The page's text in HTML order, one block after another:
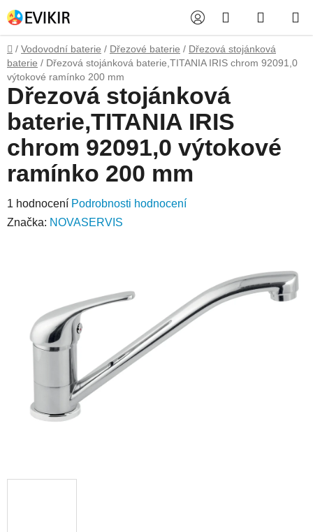
na
obsah
Hledat
KOŠÍK
Domů
/ Vodovodní baterie / Dřezové baterie / Dřezová stojánková
baterie / Dřezová stojánková baterie,TITANIA IRIS chrom 92091,0
výtokové ramínko 200 mm
Dřezová stojánková
baterie,TITANIA IRIS
chrom 92091,0 výtokové
ramínko 200 mm
Průměrné
hodnocení
hvězdiček.
1 hodnocení Podrobnosti hodnocení
Značka: NOVASERVIS